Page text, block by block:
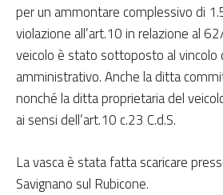
per un ammontare complessivo di
violazione all’art.10 in relazione al
veicolo è stato sottoposto al vincolo
amministrativo. Anche la ditta
nonché la ditta proprietaria del
ai sensi dell’art.10 c.23 C.d.S.
La vasca è stata fatta scaricare
Savignano sul Rubicone.